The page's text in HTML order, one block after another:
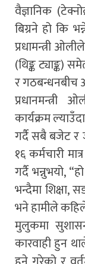
वैज्ञानिक
बिग्रने हो कि
प्रधामन्त्री
(थिङ्क ट्याङ्क)
र गठबन्धनबीच
कार्यक्रम
गर्दै सबै बजेट र
१६ कर्मचारी
गर्दै भन्नुभयो,
भन्दैमा शिक्षा,
भने हामीले
मुलुकमा सुशासन
कारवाही हुन